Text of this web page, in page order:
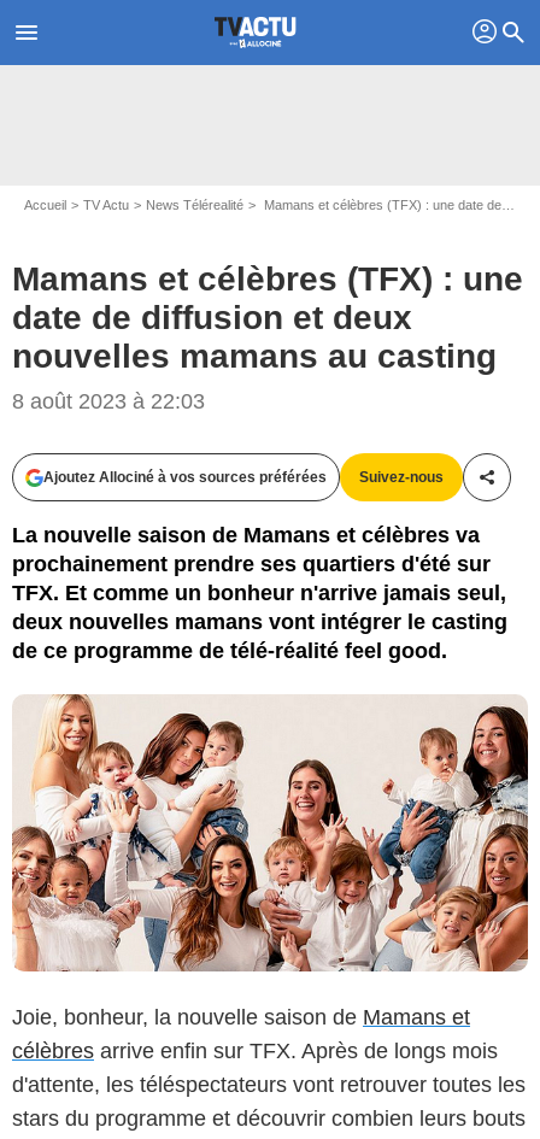
menu profil search
Accueil TV Actu News Télérealité Mamans et célèbres (TFX) : une date de diffusion et deux nouvelles mamans au casting
Mamans et célèbres (TFX) : une
date de diffusion et deux
nouvelles mamans au casting
8 août 2023 à 22:03
Ajoutez Allociné à vos sources préférées Suivez-nous
La nouvelle saison de Mamans et célèbres va
prochainement prendre ses quartiers d'été sur
TFX. Et comme un bonheur n'arrive jamais seul,
deux nouvelles mamans vont intégrer le casting
de ce programme de télé-réalité feel good.
Joie, bonheur, la nouvelle saison de Mamans et
célèbres arrive enfin sur TFX. Après de longs mois
d'attente, les téléspectateurs vont retrouver toutes les
stars du programme et découvrir combien leurs bouts